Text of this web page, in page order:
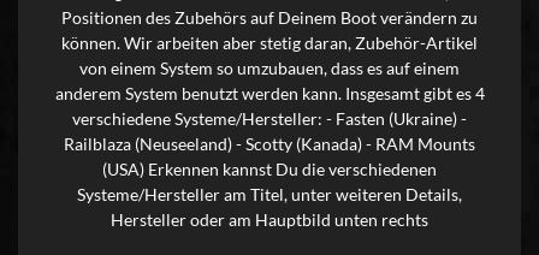
Positionen des Zubehörs auf Deinem Boot verändern zu
können. Wir arbeiten aber stetig daran, Zubehör-Artikel
von einem System so umzubauen, dass es auf einem
anderem System benutzt werden kann. Insgesamt gibt es 4
verschiedene Systeme/Hersteller: - Fasten (Ukraine) -
Railblaza (Neuseeland) - Scotty (Kanada) - RAM Mounts
(USA) Erkennen kannst Du die verschiedenen
Systeme/Hersteller am Titel, unter weiteren Details,
Hersteller oder am Hauptbild unten rechts